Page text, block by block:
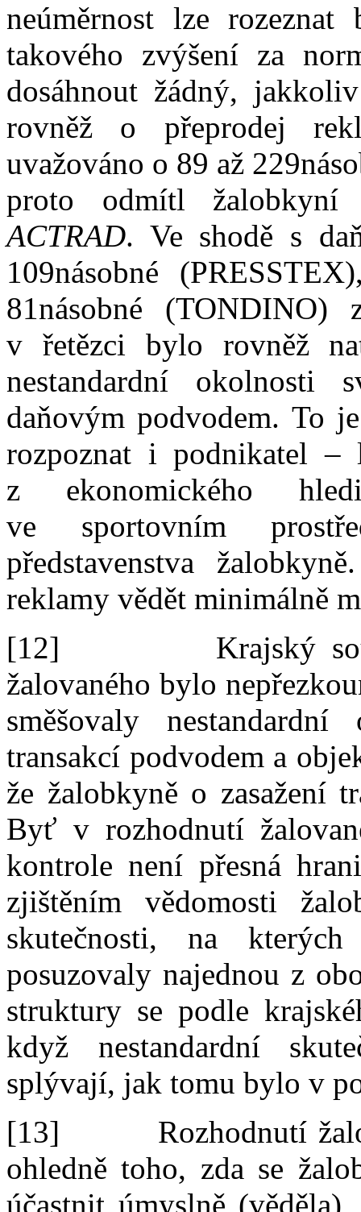
neúměrnost lze rozeznat
takového zvýšení za
dosáhnout žádný,
rovněž o přeprodej
uvažováno o 89 až
proto odmítl žalobkyní
ACTRAD. Ve shodě s
109násobné
81násobné (TONDINO)
v řetězci bylo rovněž
nestandardní okolnosti
daňovým podvodem. To
rozpoznat i podnikatel –
z
ekonomického
ve
sportovním
představenstva žalob
reklamy vědět minimálně
[12]
Krajský
žalovaného bylo
směšovaly
transakcí podvodem a
že žalobkyně o zasažení
Byť v rozhodnutí
kontrole není přesná
zjištěním vědomosti
skutečnosti,
na kterých
posuzovaly najednou z
struktury se podle
když nestandardní
splývají, jak tomu bylo v
[13]
Rozhodnutí
ohledně toho, zda se
účastnit úmyslně (věděla),